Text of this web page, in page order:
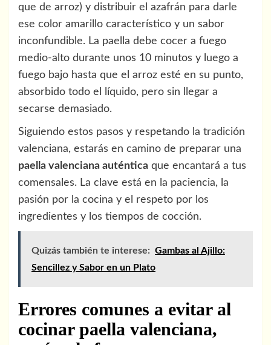
que de arroz) y distribuir el azafrán para darle
ese color amarillo característico y un sabor
inconfundible. La paella debe cocer a fuego
medio-alto durante unos 10 minutos y luego a
fuego bajo hasta que el arroz esté en su punto,
absorbido todo el líquido, pero sin llegar a
secarse demasiado.
Siguiendo estos pasos y respetando la tradición
valenciana, estarás en camino de preparar una
paella valenciana auténtica que encantará a tus
comensales. La clave está en la paciencia, la
pasión por la cocina y el respeto por los
ingredientes y los tiempos de cocción.
Quizás también te interese: Gambas al Ajillo:
Sencillez y Sabor en un Plato
Errores comunes a evitar al
cocinar paella valenciana,